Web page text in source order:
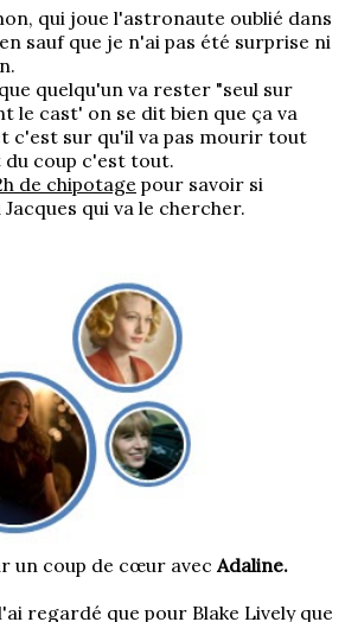
qui joue l'astronaute oublié dans
sauf que je n'ai pas été surprise ni
quelqu'un va rester "seul sur
le cast' on se dit bien que ça va
c'est sur qu'il va pas mourir tout
coup c'est tout.
de chipotage pour savoir si
qui va le chercher.
un coup de cœur avecAdaline.
regardé que pour Blake Lively que